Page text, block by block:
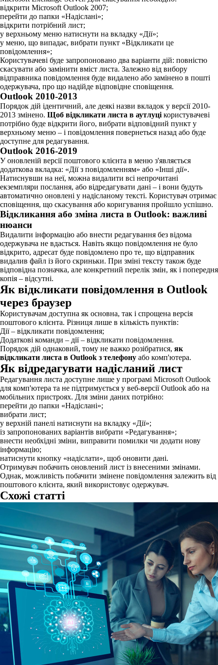
відкрити Microsoft Outlook 2007;
перейти до папки «Надіслані»;
відкрити потрібний лист;
у верхньому меню натиснути на вкладку «Дії»;
у меню, що випадає, вибрати пункт «Відкликати це
повідомлення»;
Користувачеві буде запропоновано два варіанти дій: повністю
скасувати або замінити вміст листа. Залежно від вибору
відправника повідомлення буде видалено або замінено в пошті
одержувача, про що надійде відповідне сповіщення.
Outlook 2010-2013
Порядок дій ідентичний, але деякі назви вкладок у версії 2010-
2013 змінено. Щоб відкликати листа в аутлуці користувачеві
потрібно буде відкрити його, вибрати відповідний пункт у
верхньому меню – і повідомлення повернеться назад або буде
доступне для редагування.
Outlook 2016-2019
У оновленій версії поштового клієнта в меню з'являється
додаткова вкладка: «Дії з повідомленням» або «Інші дії».
Натиснувши на неї, можна видалити всі непрочитані
екземпляри послання, або відредагувати дані – і вони будуть
автоматично оновлені у надісланому тексті. Користувач отримає
сповіщення, що скасування або коригування пройшло успішно.
Відкликання або зміна листа в Outlook: важливі
нюанси
Видалити інформацію або внести редагування без відома
одержувача не вдасться. Навіть якщо повідомлення не було
відкрито, адресат буде повідомлено про те, що відправник
видалив файл із його скриньки. При зміні тексту також буде
відповідна позначка, але конкретний перелік змін, як і попередня
копія – відсутні.
Як відкликати повідомлення в Outlook
через браузер
Користувачам доступна як основна, так і спрощена версія
поштового клієнта. Різниця лише в кількість пунктів:
Дії – відкликати повідомлення;
Додаткові команди – дії – відкликати повідомлення.
Порядок дій однаковий, тому не важко розібратися, як
відкликати листа в Outlook з телефону або комп'ютера.
Як відредагувати надісланий лист
Редагування листа доступне лише у програмі Microsoft Outlook
для комп'ютера та не підтримується у веб-версії Outlook або на
мобільних пристроях. Для зміни даних потрібно:
перейти до папки «Надіслані»;
вибрати лист;
у верхній панелі натиснути на вкладку «Дії»;
із запропонованих варіантів вибрати «Редагування»;
внести необхідні зміни, виправити помилки чи додати нову
інформацію;
натиснути кнопку «надіслати», щоб оновити дані.
Отримувач побачить оновлений лист із внесеними змінами.
Однак, можливість побачити змінене повідомлення залежить від
поштового клієнта, який використовує одержувач.
Схожі статті